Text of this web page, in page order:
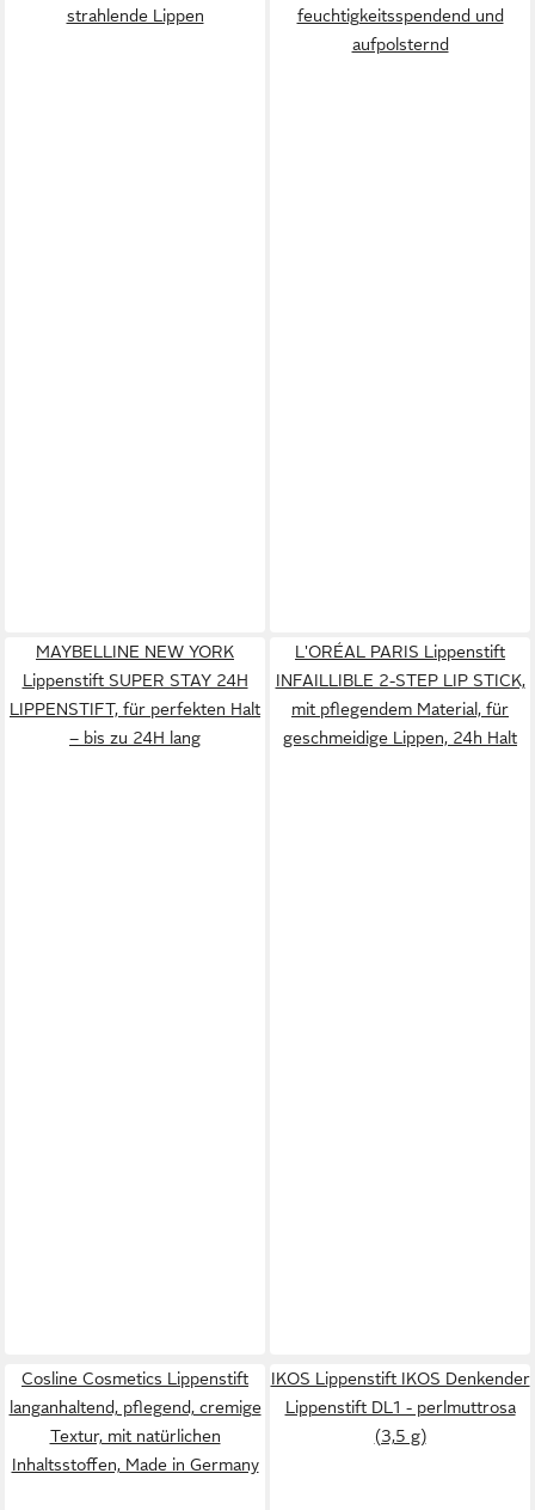
strahlende Lippen
feuchtigkeitsspendend und
aufpolsternd
MAYBELLINE NEW YORK
Lippenstift SUPER STAY 24H
LIPPENSTIFT, für perfekten Halt
– bis zu 24H lang
L'ORÉAL PARIS Lippenstift
INFAILLIBLE 2-STEP LIP STICK,
mit pflegendem Material, für
geschmeidige Lippen, 24h Halt
Cosline Cosmetics Lippenstift
langanhaltend, pflegend, cremige
Textur, mit natürlichen
Inhaltsstoffen, Made in Germany
IKOS Lippenstift IKOS Denkender
Lippenstift DL1 - perlmuttrosa
(3,5 g)